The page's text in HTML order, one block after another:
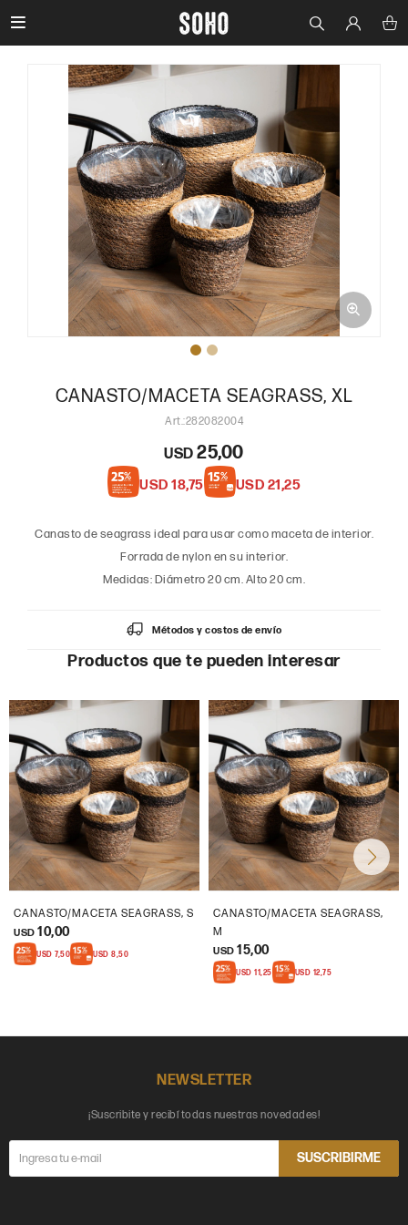

CANASTO/MACETA SEAGRASS, XL
282082004
USD 25,00
USD 18,75 USD 21,25
Canasto de seagrass ideal para usar como maceta de interior.
Forrada de nylon en su interior.
Medidas: Diámetro 20 cm. Alto 20 cm.
Métodos y costos de envío
Productos que te pueden interesar
CANASTO/MACETA SEAGRASS, S
USD 10,00
USD 7,50 USD 8,50
CANASTO/MACETA SEAGRASS,
M
USD 15,00
USD 11,25 USD 12,75
NEWSLETTER
¡Suscribite y recibí todas nuestras novedades!
SUSCRIBIRME